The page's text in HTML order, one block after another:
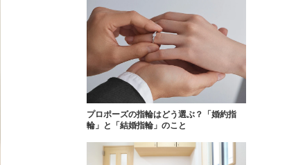
プロポーズの指輪はどう選ぶ？「婚約指
輪」と「結婚指輪」のこと